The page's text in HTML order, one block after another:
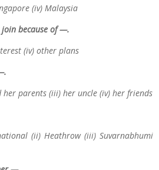
(iv) Malaysia
join because of —.
(iv) other plans
parents (iii) her uncle (iv) her friends
(ii) Heathrow (iii) Suvarnabhumi